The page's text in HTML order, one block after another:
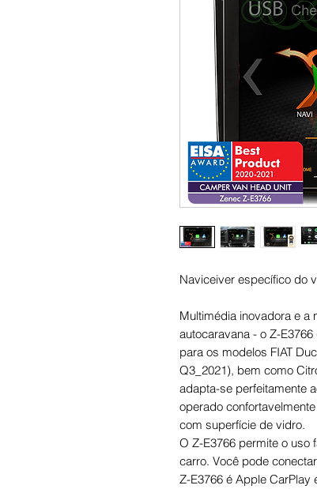
Naviceiver específico do
Multimédia inovadora e a
autocaravana - o Z-
para os modelos FIAT
Q3_2021), bem como
adapta-se perfeitamente
operado
com superfície de vidro.
O Z-E3766 permite o uso
carro. Você pode
Z-E3766 é Apple CarPlay